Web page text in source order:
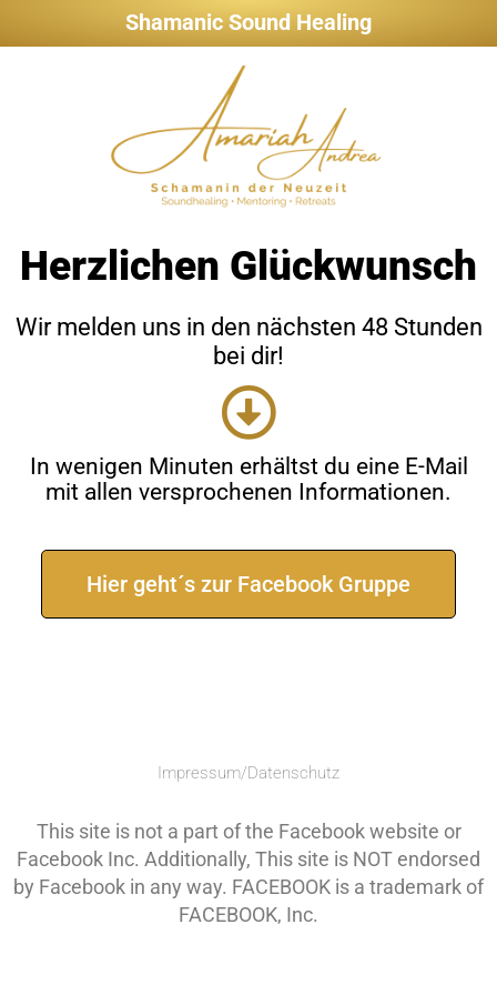
Shamanic Sound Healing
Herzlichen Glückwunsch
Wir melden uns in den nächsten 48 Stunden
bei dir!
In wenigen Minuten erhältst du eine E-Mail
mit allen versprochenen Informationen.
Hier geht´s zur Facebook Gruppe
Impressum/Datenschutz
This site is not a part of the Facebook website or
Facebook Inc. Additionally, This site is NOT endorsed
by Facebook in any way. FACEBOOK is a trademark of
FACEBOOK, Inc.